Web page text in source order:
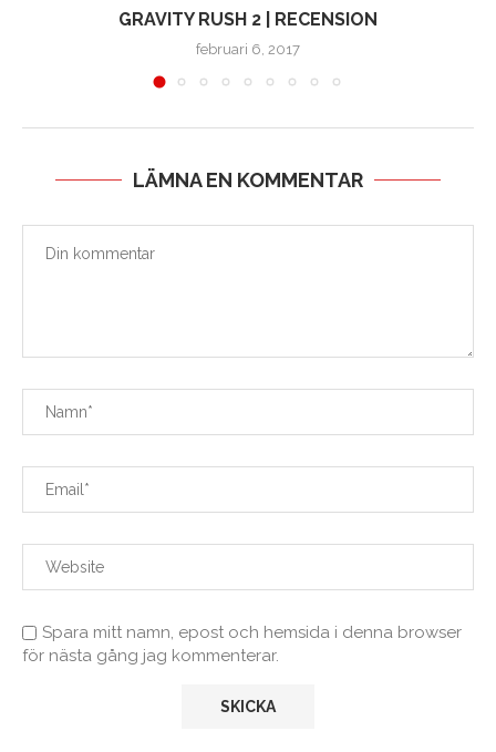
GRAVITY RUSH 2 | RECENSION
februari 6, 2017
LÄMNA EN KOMMENTAR
Spara mitt namn, epost och hemsida i denna browser
för nästa gång jag kommenterar.